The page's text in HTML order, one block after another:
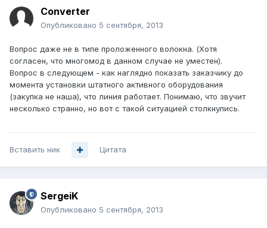
Converter
Опубликовано 5 сентября, 2013
Вопрос даже не в типе проложенного волокна. (Хотя
согласен, что многомод в данном случае не уместен).
Вопрос в следующем - как наглядно показать заказчику до
момента установки штатного активного оборудования
(закупка не наша), что линия работает. Понимаю, что звучит
несколько странно, но вот с такой ситуацией столкнулись.
Вставить ник Цитата
SergeiK
Опубликовано 5 сентября, 2013